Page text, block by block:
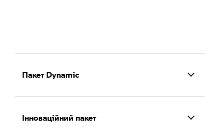
Пакет Dynamiс
Інноваційний пакет